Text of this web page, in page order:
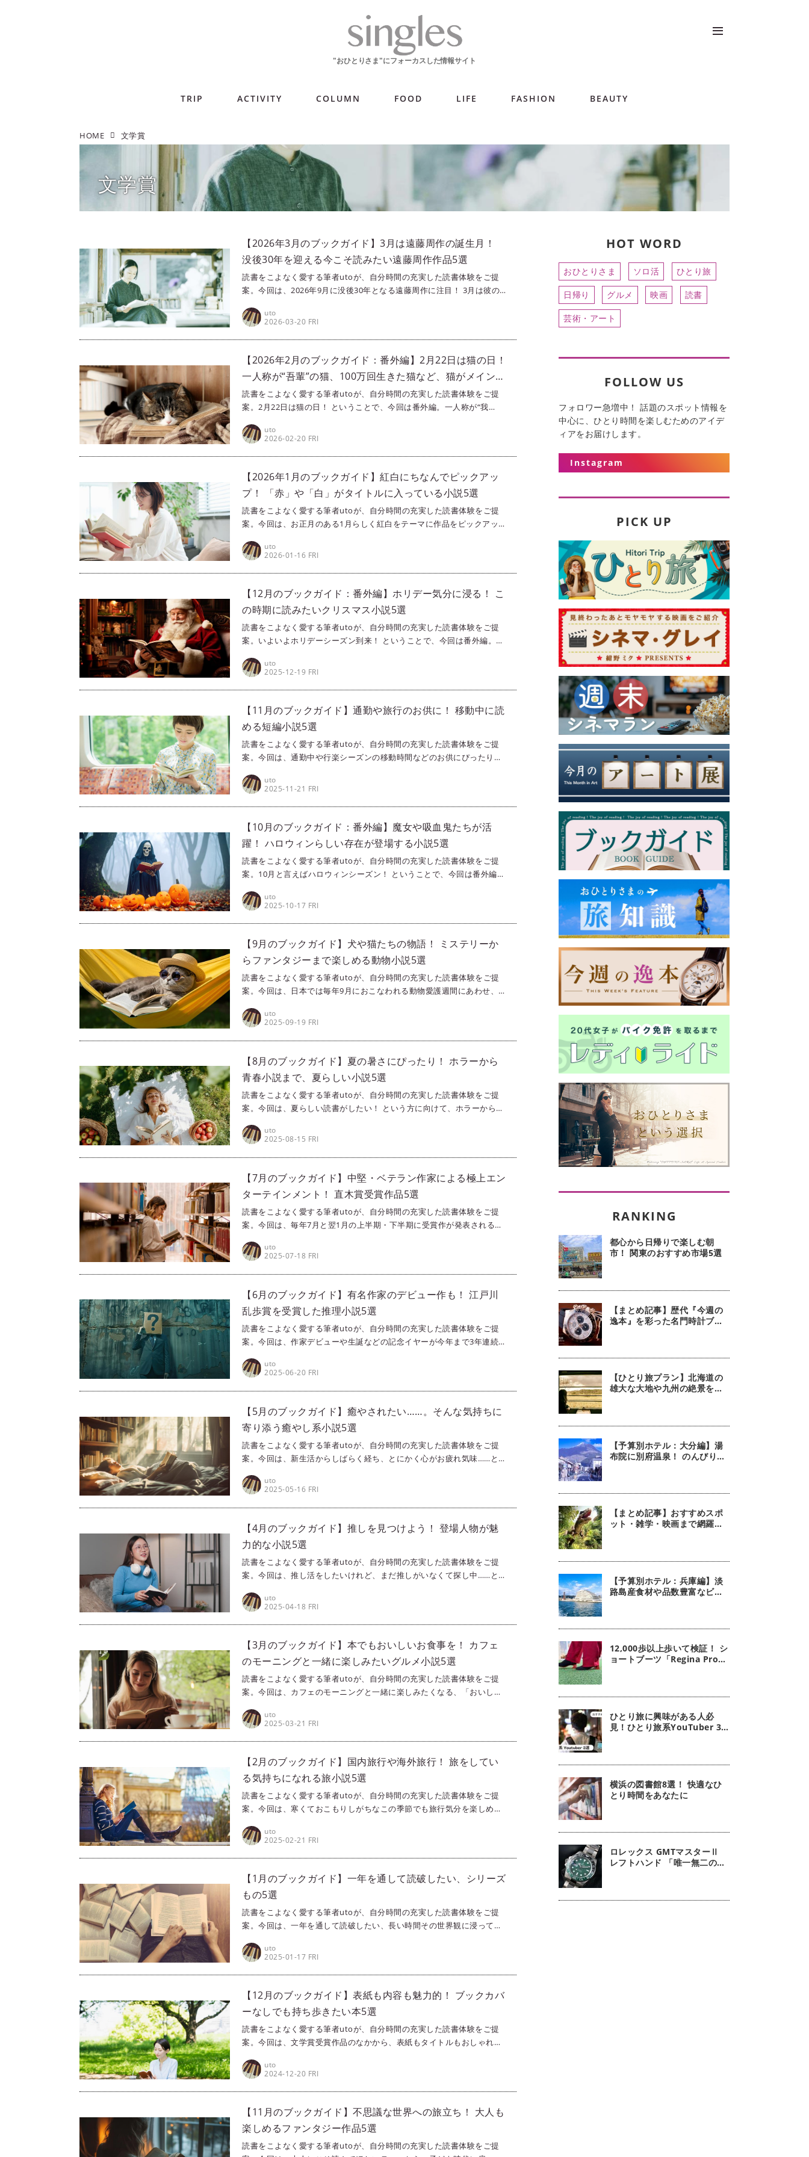
TRIP ACTIVITY COLUMN FOOD LIFE FASHION BEAUTY
HOME 文学賞
文学賞
【2026年3月のブックガイド】3月は遠藤周作の誕生月！
没後30年を迎える今こそ読みたい遠藤周作作品5選
読書をこよなく愛する筆者utoが、自分時間の充実した読書体験をご提
案。今回は、2026年9月に没後30年となる遠藤周作に注目！ 3月は彼の
を、5つ厳選してご紹介します。
uto
2026-03-20 FRI
【2026年2月のブックガイド：番外編】2月22日は猫の日！
一人称が“吾輩”の猫、100万回生きた猫など、猫がメインの
本5選
読書をこよなく愛する筆者utoが、自分時間の充実した読書体験をご提
案。2月22日は猫の日！ ということで、今回は番外編。一人称が“我
る本を5つご紹介します。猫のかわいらしさや一生懸命さに、ぜひ触れて
みてくださいね！
uto
2026-02-20 FRI
【2026年1月のブックガイド】紅白にちなんでピックアッ
プ！ 「赤」や「白」がタイトルに入っている小説5選
読書をこよなく愛する筆者utoが、自分時間の充実した読書体験をご提
案。今回は、お正月のある1月らしく紅白をテーマに作品をピックアップ
品は、そのカラーが作品のイメージと密接に関わっていることも。新年
の読書はじめの参考にしてみてくださいね。
uto
2026-01-16 FRI
【12月のブックガイド：番外編】ホリデー気分に浸る！ こ
の時期に読みたいクリスマス小説5選
読書をこよなく愛する筆者utoが、自分時間の充実した読書体験をご提
案。いよいよホリデーシーズン到来！ ということで、今回は番外編。ホ
プ。どれもこの時期にふさわしい読み物ですので、ぜひ読んでみてくだ
さいね。
uto
2025-12-19 FRI
【11月のブックガイド】通勤や旅行のお供に！ 移動中に読
める短編小説5選
読書をこよなく愛する筆者utoが、自分時間の充実した読書体験をご提
案。今回は、通勤中や行楽シーズンの移動時間などのお供にぴったり
中しながら読む自信がないかも……」という方にもおすすめなので、ぜひ
挑戦してみてくださいね。
uto
2025-11-21 FRI
【10月のブックガイド：番外編】魔女や吸血鬼たちが活
躍！ ハロウィンらしい存在が登場する小説5選
読書をこよなく愛する筆者utoが、自分時間の充実した読書体験をご提
案。10月と言えばハロウィンシーズン！ ということで、今回は番外編。
した。このファンタジーな季節を、文学でも！ ぜひ楽しんでください
ね。
uto
2025-10-17 FRI
【9月のブックガイド】犬や猫たちの物語！ ミステリーか
らファンタジーまで楽しめる動物小説5選
読書をこよなく愛する筆者utoが、自分時間の充実した読書体験をご提
案。今回は、日本では毎年9月におこなわれる動物愛護週間にあわせ、動
物たちに目を向けてみてはいかがでしょうか。動物好きもそうじゃない
方も楽しめる作品を選びましたので、ぜひ読んでみてくださいね。
uto
2025-09-19 FRI
【8月のブックガイド】夏の暑さにぴったり！ ホラーから
青春小説まで、夏らしい小説5選
読書をこよなく愛する筆者utoが、自分時間の充実した読書体験をご提
案。今回は、夏らしい読書がしたい！ という方に向けて、ホラーから夏
い作品をピックアップしましたので、お化けが怖い方でも大丈夫！ ま
た、夏らしい雰囲気を楽しめる作品も、ぜひ読んでみてくださいね。
uto
2025-08-15 FRI
【7月のブックガイド】中堅・ベテラン作家による極上エン
ターテインメント！ 直木賞受賞作品5選
読書をこよなく愛する筆者utoが、自分時間の充実した読書体験をご提
案。今回は、毎年7月と翌1月の上半期・下半期に受賞作が発表される直
くありますので、ぜひ楽しい読書体験をしてくださいね！
uto
2025-07-18 FRI
【6月のブックガイド】有名作家のデビュー作も！ 江戸川
乱歩賞を受賞した推理小説5選
読書をこよなく愛する筆者utoが、自分時間の充実した読書体験をご提
案。今回は、作家デビューや生誕などの記念イヤーが今年まで3年連続し
説ですが、それぞれに個性が光る作品ばかりなので、ぜひチェックして
みてくださいね！
uto
2025-06-20 FRI
【5月のブックガイド】癒やされたい……。そんな気持ちに
寄り添う癒やし系小説5選
読書をこよなく愛する筆者utoが、自分時間の充実した読書体験をご提
案。今回は、新生活からしばらく経ち、とにかく心がお疲れ気味……とい
だけでなく、ほっこりしたい、優しい気持ちになりたいなど、そんな心
に寄り添ってくれる作品ばかりです。ぜひ読んでみてくださいね。
uto
2025-05-16 FRI
【4月のブックガイド】推しを見つけよう！ 登場人物が魅
力的な小説5選
読書をこよなく愛する筆者utoが、自分時間の充実した読書体験をご提
案。今回は、推し活をしたいけれど、まだ推しがいなくて探し中……とい
主人公だけじゃなくみんなが魅力的！ 本のなかのキャラクターを推すの
も楽しいですよ。ぜひ、推し活読書の参考にしてくださいね。
uto
2025-04-18 FRI
【3月のブックガイド】本でもおいしいお食事を！ カフェ
のモーニングと一緒に楽しみたいグルメ小説5選
読書をこよなく愛する筆者utoが、自分時間の充実した読書体験をご提
案。今回は、カフェのモーニングと一緒に楽しみたくなる、「おいしい
でなく、どれも心温まる作品ばかりなので、朝の穏やかなひとり時間に
ぴったりですよ。ぜひ、本でも現実でもグルメをお楽しみください。
uto
2025-03-21 FRI
【2月のブックガイド】国内旅行や海外旅行！ 旅をしてい
る気持ちになれる旅小説5選
読書をこよなく愛する筆者utoが、自分時間の充実した読書体験をご提
案。今回は、寒くておこもりしがちなこの季節でも旅行気分を楽しめ
国を飛び回る海外旅行、イギリスの田園をめぐる旅まで。それぞれの本
に描かれた旅の理由もさまざまなので、気分に合う本を選んでみてくだ
さいね！
uto
2025-02-21 FRI
【1月のブックガイド】一年を通して読破したい、シリーズ
もの5選
読書をこよなく愛する筆者utoが、自分時間の充実した読書体験をご提
案。今回は、一年を通して読破したい、長い時間その世界観に浸ってい
て読める作品ばかりなので、ぜひ楽しんでくださいね。
uto
2025-01-17 FRI
【12月のブックガイド】表紙も内容も魅力的！ ブックカバ
ーなしでも持ち歩きたい本5選
読書をこよなく愛する筆者utoが、自分時間の充実した読書体験をご提
案。今回は、文学賞受賞作品のなかから、表紙もタイトルもおしゃれで
るだけでも気持ちが盛り上がるような本ばかり選んだので、ぜひ本棚に
一冊加えてみてくださいね。もちろん、内容もとってもおもしろいです
よ！
uto
2024-12-20 FRI
【11月のブックガイド】不思議な世界への旅立ち！ 大人も
楽しめるファンタジー作品5選
読書をこよなく愛する筆者utoが、自分時間の充実した読書体験をご提
HOT WORD
おひとりさま ソロ活 ひとり旅
日帰り グルメ 映画 読書
芸術・アート
FOLLOW US
フォロワー急増中！ 話題のスポット情報を
中心に、ひとり時間を楽しむためのアイデ
ィアをお届けします。
Instagram
PICK UP
都心から日帰りで楽しむ朝
市！ 関東のおすすめ市場5選
【まとめ記事】歴代『今週の
逸本』を彩った名門時計ブラ
【ひとり旅プラン】北海道の
雄大な大地や九州の絶景を堪
【予算別ホテル：大分編】湯
布院に別府温泉！ のんびり名
【まとめ記事】おすすめスポ
ット・雑学・映画まで網羅！
【予算別ホテル：兵庫編】淡
路島産食材や品数豊富なビュ
12,000歩以上歩いて検証！ シ
ョートブーツ「Regina Pro」
ひとり旅に興味がある人必
見！ひとり旅系YouTuber 3
横浜の図書館8選！ 快適なひ
とり時間をあなたに
ロレックス GMTマスターⅡ
レフトハンド 「唯一無二のグ